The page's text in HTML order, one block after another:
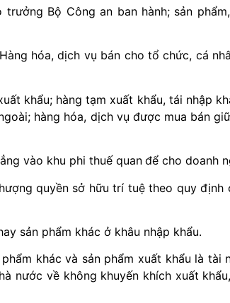
Bộ Công an ban hành; sản
hóa, dịch vụ bán cho tổ chức, cá
khẩu; hàng tạm xuất khẩu, tái nhập
hàng hóa, dịch vụ được mua bán
vào khu phi thuế quan để cho doanh
quyền sở hữu trí tuệ theo quy
sản phẩm khác ở khâu nhập khẩu.
khác và sản phẩm xuất khẩu là tài
nước về không khuyến khích xuất